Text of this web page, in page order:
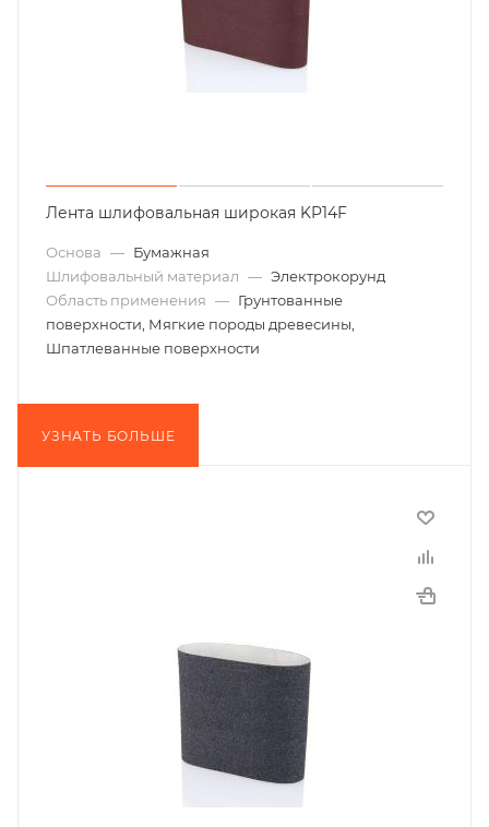
Лента шлифовальная широкая KP14F
Основа — Бумажная
Шлифовальный материал — Электрокорунд
Область применения — Грунтованные
поверхности, Мягкие породы древесины,
Шпатлеванные поверхности
УЗНАТЬ БОЛЬШЕ